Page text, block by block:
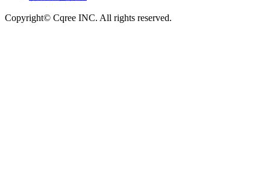
Copyright© Cqree INC. All rights reserved.